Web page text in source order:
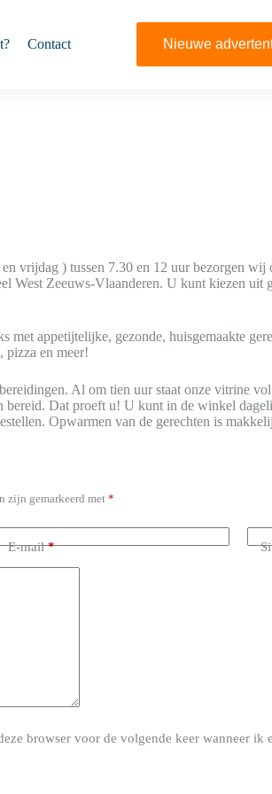
Contact Nieuwe
vrijdag ) tussen 7.30 en 12 uur bezorgen wij
West Zeeuws-Vlaanderen. U kunt kiezen uit
appetijtelijke, gezonde, huisgemaakte
pizza en meer!
Al om tien uur staat onze vitrine vol
Dat proeft u! U kunt in de winkel
Opwarmen van de gerechten is
zijn gemarkeerd met*
E-mail*
browser voor de volgende keer wanneer ik